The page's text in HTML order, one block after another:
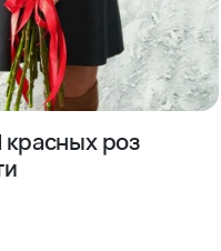
красных роз